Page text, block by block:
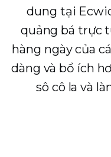
dung tại
quảng bá trực
hàng ngày của
dàng và bổ ích
sô cô la và